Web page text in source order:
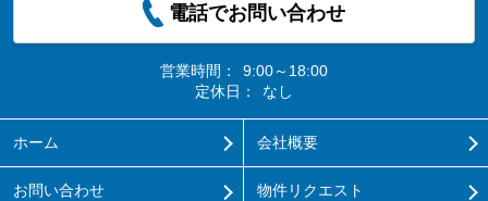
電話でお問い合わせ
営業時間：
9:00～18:00
定休日：
なし
ホーム 会社概要
お問い合わせ 物件リクエスト